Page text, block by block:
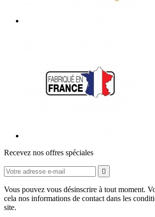
Recevez nos offres spéciales

Vous pouvez vous désinscrire à tout moment.
cela nos informations de contact dans les
site.